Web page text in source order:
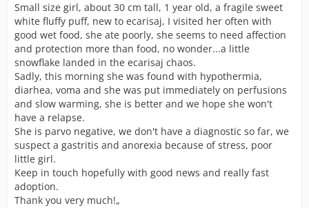
Small size girl, about 30 cm tall, 1 year old, a fragile sweet
white fluffy puff, new to ecarisaj, I visited her often with
good wet food, she ate poorly, she seems to need affection
and protection more than food, no wonder...a little
snowflake landed in the ecarisaj chaos.
Sadly, this morning she was found with hypothermia,
diarhea, voma and she was put immediately on perfusions
and slow warming, she is better and we hope she won't
have a relapse.
She is parvo negative, we don't have a diagnostic so far, we
suspect a gastritis and anorexia because of stress, poor
little girl.
Keep in touch hopefully with good news and really fast
adoption.
Thank you very much!„